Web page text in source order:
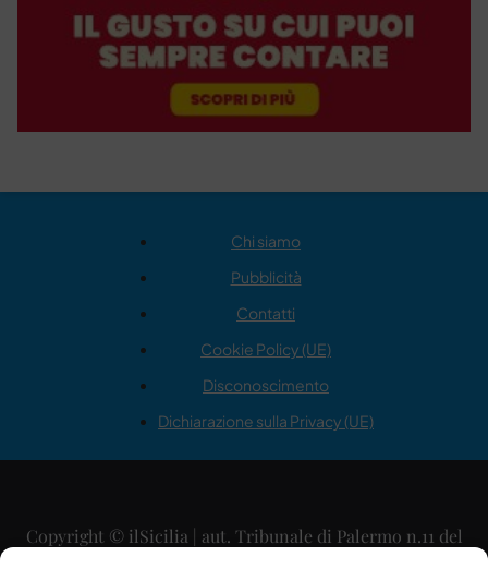
Chi siamo
Pubblicità
Contatti
Cookie Policy (UE)
Disconoscimento
Dichiarazione sulla Privacy (UE)
Copyright © ilSicilia | aut. Tribunale di Palermo n.11 del